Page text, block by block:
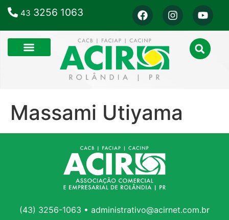
43 3256 1063
Massami Utiyama
(43) 3256-1063 • administrativo@acirnet.com.br